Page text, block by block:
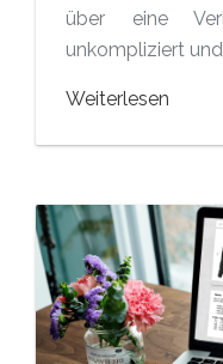
über eine
unkompliziert
Weiterlesen